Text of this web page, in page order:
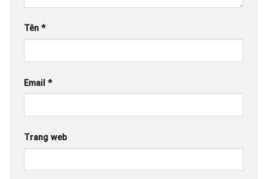
Tên *
Email *
Trang web